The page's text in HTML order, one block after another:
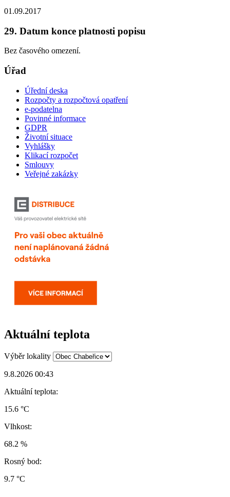
01.09.2017
29. Datum konce platnosti popisu
Bez časového omezení.
Úřad
Úřední deska
Rozpočty a rozpočtová opatření
e-podatelna
Povinné informace
GDPR
Životní situace
Vyhlášky
Klikací rozpočet
Smlouvy
Veřejné zakázky
Aktuální teplota
Výběr lokality
9.8.2026 00:43
Aktuální teplota:
15.6 °C
Vlhkost:
68.2 %
Rosný bod:
9.7 °C